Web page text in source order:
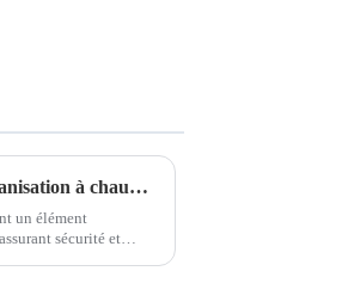
Savez-vous ce qui se cache derrière le procédé de galvanisation à chaud ? C'est assez incroyable !
un élément
sécurité et